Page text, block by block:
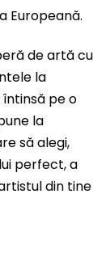
Europeană.
de artă cu
la
pe o
la
să alegi,
perfect, a
din tine